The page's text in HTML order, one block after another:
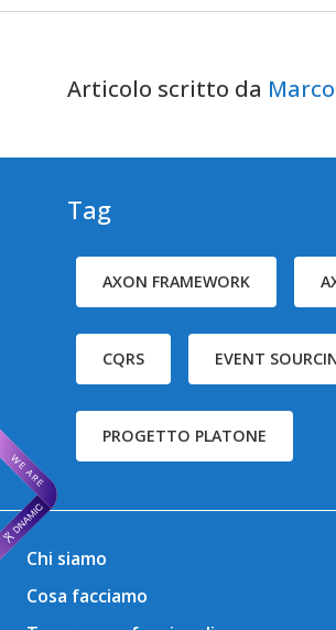
Articolo scritto da
Tag
AXON FRAMEWORK
CQRS EVENT
PROGETTO PLATONE
Chi siamo
Cosa facciamo